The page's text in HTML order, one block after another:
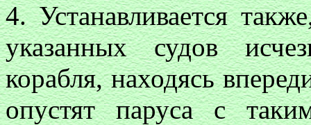
4. Устанавливается
указанных судов
корабля, находясь
опустят паруса с